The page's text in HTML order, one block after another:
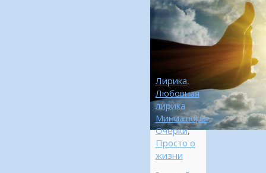
Лирика,
Любовная
лирика,
Миниатюры,
Очерки,
Просто о
жизни